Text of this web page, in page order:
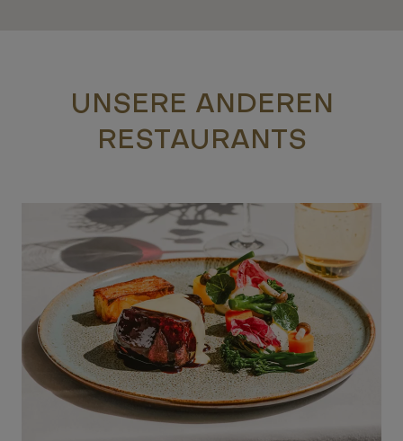
UNSERE ANDEREN
RESTAURANTS